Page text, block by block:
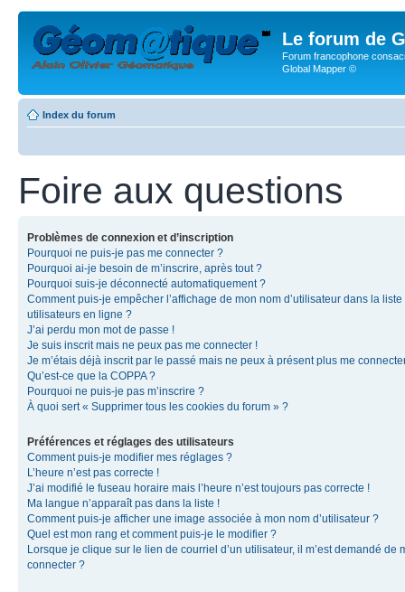
Le forum de
Forum francophone
Global Mapper ©
Index du forum
Foire aux questions
Problèmes de connexion et d’inscription
Pourquoi ne puis-je pas me connecter ?
Pourquoi ai-je besoin de m’inscrire, après tout ?
Pourquoi suis-je déconnecté automatiquement ?
Comment puis-je empêcher l’affichage de mon nom d’utilisateur dans la liste
utilisateurs en ligne ?
J’ai perdu mon mot de passe !
Je suis inscrit mais ne peux pas me connecter !
Je m’étais déjà inscrit par le passé mais ne peux à présent plus me
Qu’est-ce que la COPPA ?
Pourquoi ne puis-je pas m’inscrire ?
À quoi sert « Supprimer tous les cookies du forum » ?
Préférences et réglages des utilisateurs
Comment puis-je modifier mes réglages ?
L’heure n’est pas correcte !
J’ai modifié le fuseau horaire mais l’heure n’est toujours pas correcte !
Ma langue n’apparaît pas dans la liste !
Comment puis-je afficher une image associée à mon nom d’utilisateur ?
Quel est mon rang et comment puis-je le modifier ?
Lorsque je clique sur le lien de courriel d’un utilisateur, il m’est demandé de
connecter ?